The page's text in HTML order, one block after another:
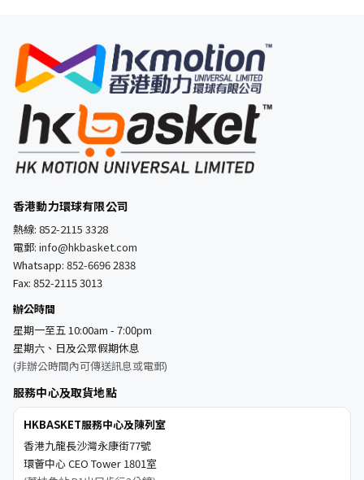
香港動力環球有限公司
熱線: 852-2115 3328
電郵: info@hkbasket.com
Whatsapp: 852-6696 2838
Fax: 852-2115 3013
辦公時間
星期一至五 10:00am - 7:00pm
星期六、日及公眾假期休息
(非辦公時間內可傳送訊息或電郵)
服務中心及取貨地點
HKBASKET服務中心及陳列室
香港九龍長沙灣永康街77號
環薈中心 CEO Tower 1801室